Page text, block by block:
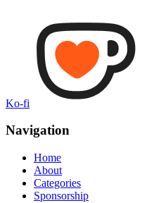
Ko-fi
Navigation
Home
About
Categories
Sponsorship